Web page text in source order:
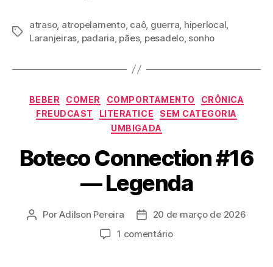
Tags
atraso, atropelamento, caô, guerra, hiperlocal,
Laranjeiras, padaria, pães, pesadelo, sonho
Categorias
BEBER COMER COMPORTAMENTO
CRÔNICA
FREUDCAST
LITERATICE
SEM CATEGORIA
UMBIGADA
Boteco Connection #16
— Legenda
Autor
PorAdilson Pereira
Data20 de março de 2026
1 comentárioem